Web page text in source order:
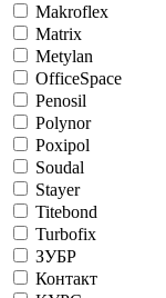
Makroflex
Matrix
Metylan
OfficeSpace
Penosil
Polynor
Poxipol
Soudal
Stayer
Titebond
Turbofix
ЗУБР
Контакт